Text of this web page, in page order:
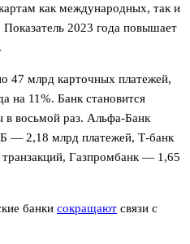
как международных, так и
2023 года повышает
47 млрд карточных платежей,
на 11%. Банк становится
восьмой раз. Альфа-Банк
— 2,18 млрд платежей, Т-банк
Газпромбанк — 1,65
банки сокращают связи с